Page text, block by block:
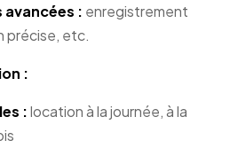
: enregistrement
précise, etc.
:
:location à la journée, à la